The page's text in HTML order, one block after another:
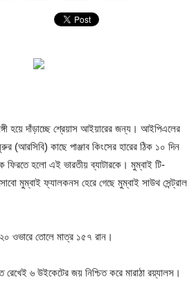
হয়ে দাঁড়াচ্ছে শ্রেয়াস আইয়ারের জন্য। আইপিএলের
(আরসিবি) কাছে পাঞ্জাব কিংসের হারের ঠিক ১০ দিন
ফিরতে হলো এই ভারতীয় ব্যাটারকে। মুম্বাই টি-
মুম্বাই ফ্যালকনস হেরে গেছে মুম্বাই সাউথ সেন্ট্রাল
ওভারে তোলে মাত্র ১৫৭ রান।
রেখেই ৬ উইকেটের জয় নিশ্চিত করে মারাঠা রয়্যালস।